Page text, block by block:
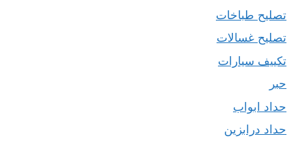
تصليح طباخات
تصليح غسالات
تكييف سيارات
حبر
حداد ابواب
حداد درابزين